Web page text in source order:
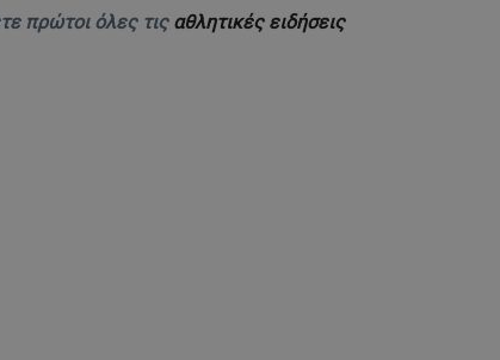
πρώτοι όλες τις αθλητικές ειδήσεις